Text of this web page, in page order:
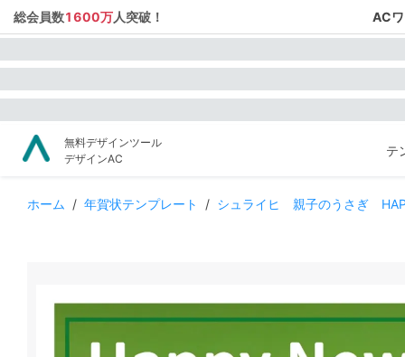
総会員数1600万人突破！ AC
無料デザインツール
デザインAC
テ
ホーム / 年賀状テンプレート / シュライヒ 親子のうさぎ